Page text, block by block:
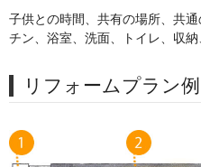
子供との時間、共有の場所、共
チン、浴室、洗面、トイレ、収
リフォームプラン例